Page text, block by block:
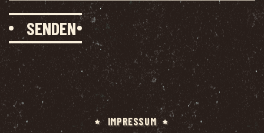
IMPRES­SUM